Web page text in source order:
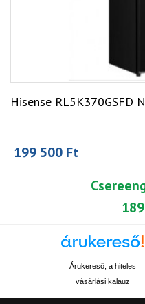
Hisense RL5K370GSFD
199 500 Ft
Árukereső, a hiteles
vásárlási kalauz